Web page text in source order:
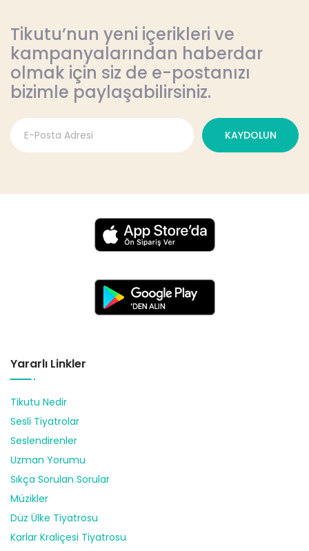
Tikutu’nun yeni içerikleri ve
kampanyalarından haberdar
olmak için siz de e-postanızı
bizimle paylaşabilirsiniz.
KAYDOLUN
Yararlı Linkler
Tikutu Nedir
Sesli Tiyatrolar
Seslendirenler
Uzman Yorumu
Sıkça Sorulan Sorular
Müzikler
Düz Ülke Tiyatrosu
Karlar Kraliçesi Tiyatrosu